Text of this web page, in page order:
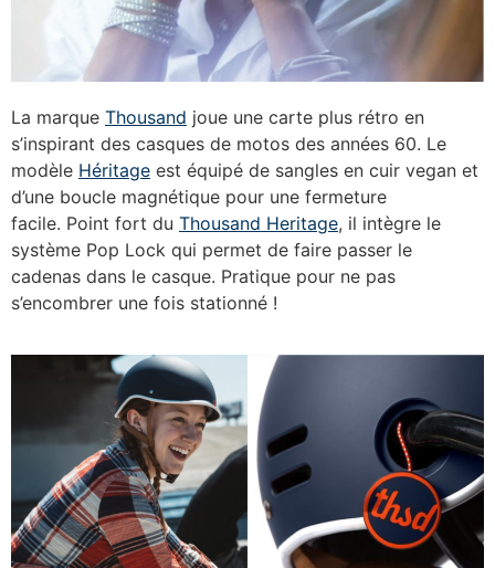
La marque Thousand joue une carte plus rétro en
s’inspirant des casques de motos des années 60. Le
modèle Héritage est équipé de sangles en cuir vegan et
d’une boucle magnétique pour une fermeture
facile. Point fort du Thousand Heritage, il intègre le
système Pop Lock qui permet de faire passer le
cadenas dans le casque. Pratique pour ne pas
s’encombrer une fois stationné !